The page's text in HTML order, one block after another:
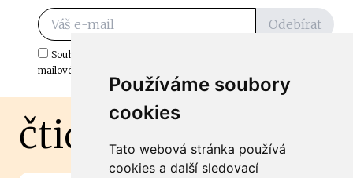
Používáme soubory
cookies
Tato webová stránka používá
cookies a další sledovací
Odebírat
Souhlasím s odběrem důležitých zpráv ze ČtiDoma.cz do mé e-
mailové schránky.
čtidoma.cz